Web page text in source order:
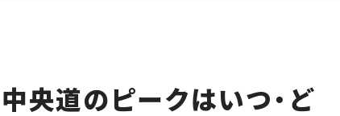
央道のピークはいつ・ど
Traffic